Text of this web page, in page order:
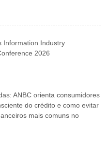
Information Industry
2026
ANBC orienta consumidores
do crédito e como evitar
mais comuns no